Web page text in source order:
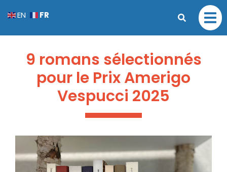
9 romans sélectionnés
pour le Prix Amerigo
Vespucci 2025
EN FR